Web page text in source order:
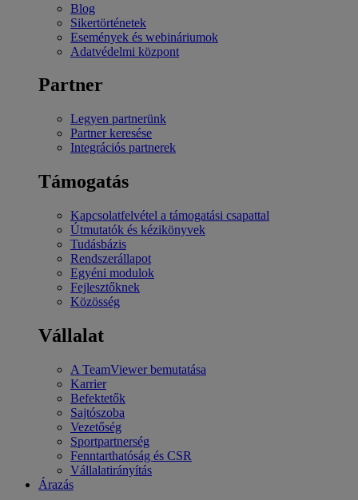
Blog
Sikertörténetek
Események és webináriumok
Adatvédelmi központ
Partner
Legyen partnerünk
Partner keresése
Integrációs partnerek
Támogatás
Kapcsolatfelvétel a támogatási csapattal
Útmutatók és kézikönyvek
Tudásbázis
Rendszerállapot
Egyéni modulok
Fejlesztőknek
Közösség
Vállalat
A TeamViewer bemutatása
Karrier
Befektetők
Sajtószoba
Vezetőség
Sportpartnerség
Fenntarthatóság és CSR
Vállalatirányítás
Árazás